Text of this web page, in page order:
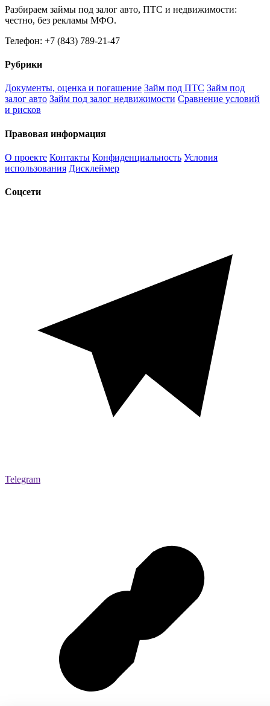
Разбираем займы под залог авто, ПТС и недвижимости:
честно, без рекламы МФО.
Телефон: +7 (843) 789-21-47
Рубрики
Документы, оценка и погашение Займ под ПТС Займ под
залог авто Займ под залог недвижимости Сравнение условий
и рисков
Правовая информация
О проекте Контакты Конфиденциальность Условия
использования Дисклеймер
Соцсети
Telegram